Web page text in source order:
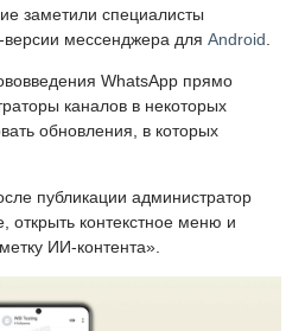
заметили специалисты
версии мессенджера для Android
WhatsApp прямо
каналов в некоторых
обновления, в которых
публикации администратор
открыть контекстное меню и
ИИ-контента».